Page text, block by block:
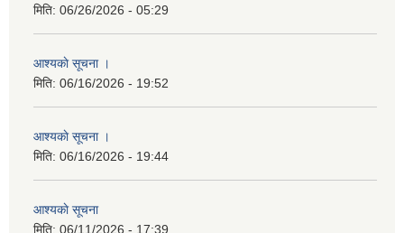
मिति: 06/26/2026 - 05:29
आश्यकाे सूचना ।
मिति: 06/16/2026 - 19:52
आश्यकाे सूचना ।
मिति: 06/16/2026 - 19:44
आश्यकाे सूचना
मिति: 06/11/2026 - 17:39